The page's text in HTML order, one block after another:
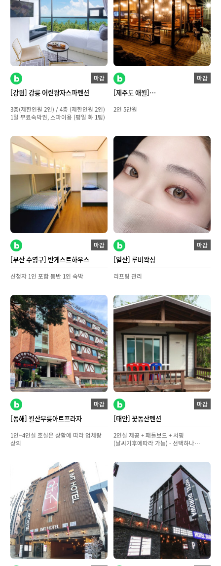
마감
[강원] 강릉 어린왕자스파펜션
3층(제한인원 2인) / 4층 (제한인원 2인)
1일 무료숙박권, 스파이용 (평일 화 1팀)
마감
[제주도 애월]
제주도게스트하우스파티 오누박스
2인 5만원
마감
[부산 수영구] 반게스트하우스
신청자 1인 포함 동반 1인 숙박
마감
[일산] 루비왁싱
리프팅 관리
마감
[동해] 월산무릉아트프라자
1인~4인실 호실은 상활에 따라 업체랑
상의
마감
[태안] 꽃동산펜션
2인실 제공 + 패들보드 + 서핑
(날씨기후에따라 가능) - 선택하나